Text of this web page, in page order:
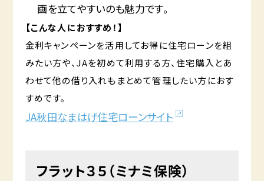
画を立てやすいのも魅力です。
【こんな人におすすめ！】
金利キャンペーンを活用してお得に住宅ローンを組
みたい方や、JAを初めて利用する方、住宅購入とあ
わせて他の借り入れもまとめて管理したい方におす
すめです。
JA秋田なまはげ住宅ローンサイト
フラット３５ （ミナミ保険）